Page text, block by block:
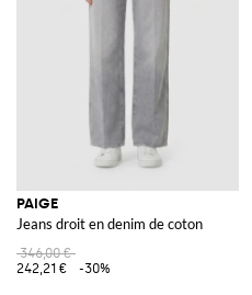
PAIGE
Jeans droit en denim de coton
346,00 €
242,21 €
-30%